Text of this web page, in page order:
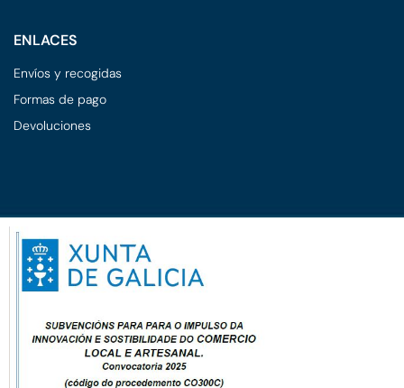
ENLACES
Envíos y recogidas
Formas de pago
Devoluciones